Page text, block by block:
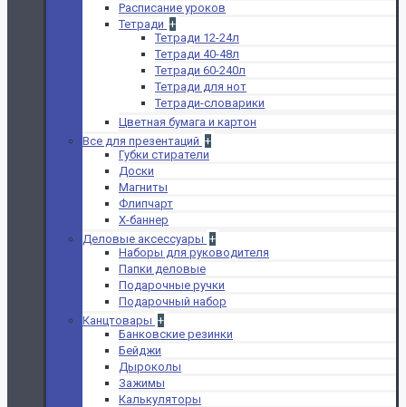
Расписание уроков
Тетради +
Тетради 12-24л
Тетради 40-48л
Тетради 60-240л
Тетради для нот
Тетради-словарики
Цветная бумага и картон
Все для презентаций +
Губки стиратели
Доски
Магниты
Флипчарт
Х-баннер
Деловые аксессуары +
Наборы для руководителя
Папки деловые
Подарочные ручки
Подарочный набор
Канцтовары +
Банковские резинки
Бейджи
Дыроколы
Зажимы
Калькуляторы